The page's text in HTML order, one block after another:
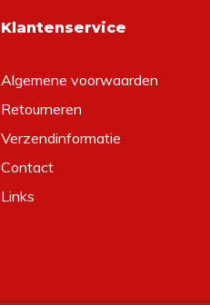
Klantenservice
Algemene voorwaarden
Retourneren
Verzendinformatie
Contact
Links